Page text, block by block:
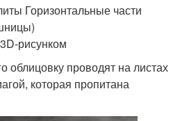
Горизонтальные части
рисунком
облицовку проводят на листах
которая пропитана